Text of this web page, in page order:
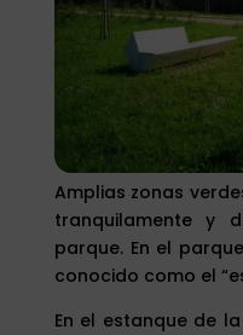
Amplias zonas
tranquilamente y
parque. En el
conocido como el
En el estanque de